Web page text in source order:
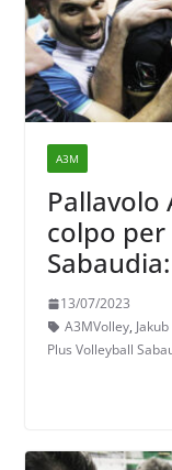
A3M
Pallavolo
colpo
13/07/2023
A3MVolley,
Plus Volleyball